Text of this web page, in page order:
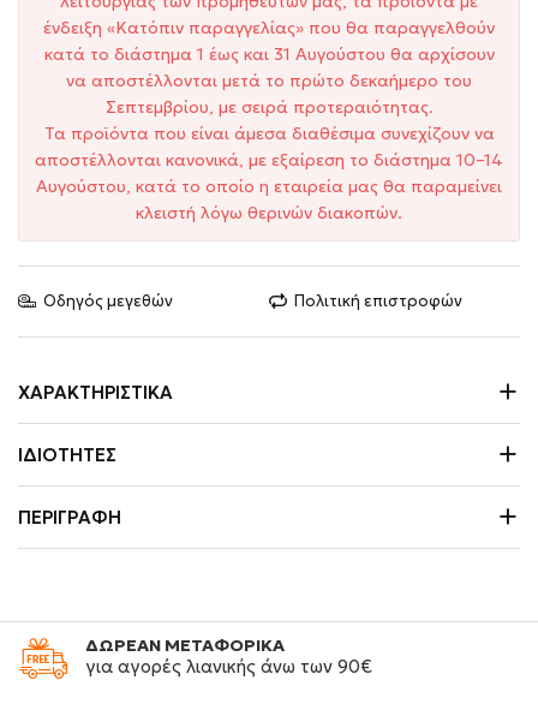
ένδειξη «Κατόπιν παραγγελίας» που θα παραγγελθούν
κατά το διάστημα 1 έως και 31 Αυγούστου θα αρχίσουν
να αποστέλλονται μετά το πρώτο δεκαήμερο του
Σεπτεμβρίου, με σειρά προτεραιότητας.
Τα προϊόντα που είναι άμεσα διαθέσιμα συνεχίζουν να
αποστέλλονται κανονικά, με εξαίρεση το διάστημα 10–14
Αυγούστου, κατά το οποίο η εταιρεία μας θα παραμείνει
κλειστή λόγω θερινών διακοπών.
Οδηγός μεγεθών Πολιτική επιστροφών
ΧΑΡΑΚΤΗΡΙΣΤΙΚΆ
ΙΔΙΌΤΗΤΕΣ
ΠΕΡΙΓΡΑΦΉ
ΔΩΡΕΑΝ ΜΕΤΑΦΟΡΙΚΑ
για αγορές λιανικής άνω των 90€